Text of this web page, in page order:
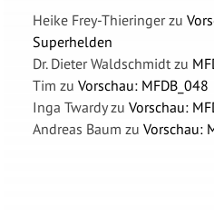
Heike Frey-Thieringerzu
Superhelden
Dr. Dieter Waldschmidt zu
Tim zuVorschau: MFDB_048
Inga TwardyzuVorschau:
Andreas Baum zuVorschau: